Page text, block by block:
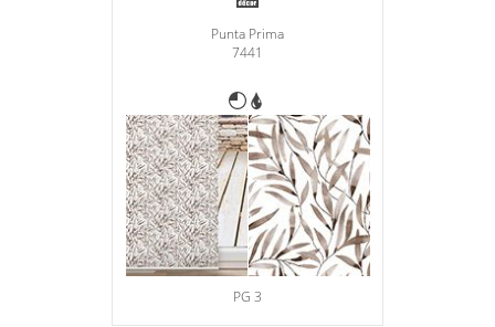
Punta Prima
7441
PG 3